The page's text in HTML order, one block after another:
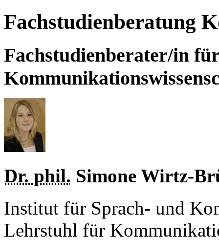
Fachstudienberatung
Fachstudienberater/in
Dr. phil. Simone Wirtz-
Institut für Sprach- und
Lehrstuhl für